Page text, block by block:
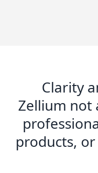
Clarity
Zellium not
products,